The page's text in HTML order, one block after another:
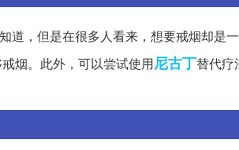
道，但是在很多人看来，想要戒烟却是
烟。此外，可以尝试使用尼古丁替代疗